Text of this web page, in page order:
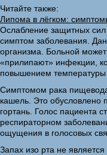
Читайте также:
Липома в лёгком:
Ослабление защитных
симптом заболевания.
организма. Больной
«прилипают» инфекции,
повышением температуры
Симптомом рака
кашель. Это обусловлено
гортань. Голос пациента
респираторном
ощущения в голосовых
Запах изо рта не